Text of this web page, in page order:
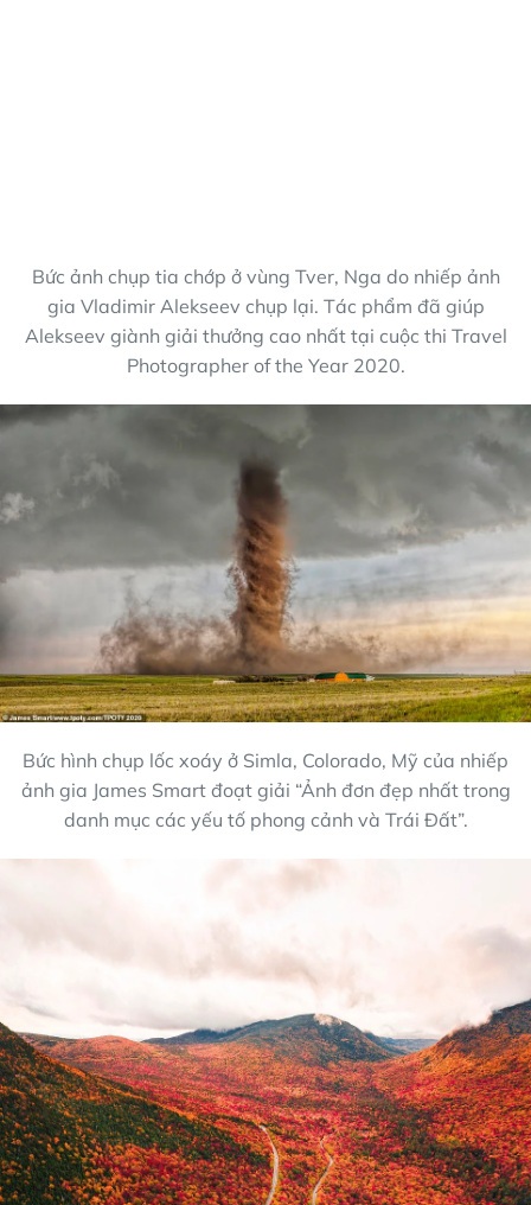
Bức ảnh chụp tia chớp ở vùng Tver, Nga do nhiếp ảnh
gia Vladimir Alekseev chụp lại. Tác phẩm đã giúp
Alekseev giành giải thưởng cao nhất tại cuộc thi Travel
Photographer of the Year 2020.
Bức hình chụp lốc xoáy ở Simla, Colorado, Mỹ của nhiếp
ảnh gia James Smart đoạt giải “Ảnh đơn đẹp nhất trong
danh mục các yếu tố phong cảnh và Trái Đất”.